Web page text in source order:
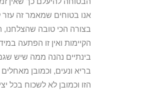
אנו בטוחים שמאמר זה עזר
בצורה הכי טובה
הקיימות ואין זו הפתעה
בינתיים נהנה ממה שיש
בריא ונעים, וכמובן
הזו וכמובן לא לשכוח בכל